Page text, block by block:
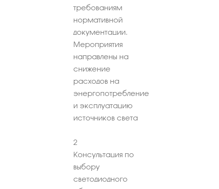
требованиям
нормативной
документации.
Мероприятия
направлены на
снижение
расходов на
энергопотребление
и эксплуатацию
источников света
2
Консультация по
выбору
светодиодного